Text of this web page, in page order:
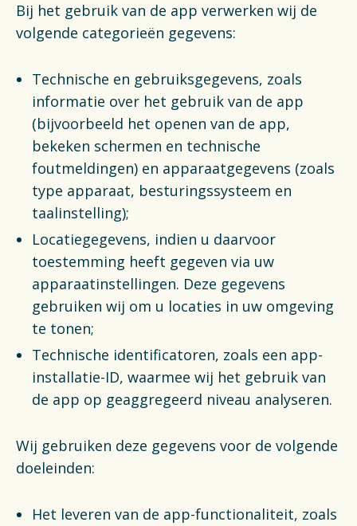
Bij het gebruik van de app verwerken wij de
volgende categorieën gegevens:
Technische en gebruiksgegevens, zoals
informatie over het gebruik van de app
(bijvoorbeeld het openen van de app,
bekeken schermen en technische
foutmeldingen) en apparaatgegevens (zoals
type apparaat, besturingssysteem en
taalinstelling);
Locatiegegevens, indien u daarvoor
toestemming heeft gegeven via uw
apparaatinstellingen. Deze gegevens
gebruiken wij om u locaties in uw omgeving
te tonen;
Technische identificatoren, zoals een app-
installatie-ID, waarmee wij het gebruik van
de app op geaggregeerd niveau analyseren.
Wij gebruiken deze gegevens voor de volgende
doeleinden:
Het leveren van de app-functionaliteit, zoals